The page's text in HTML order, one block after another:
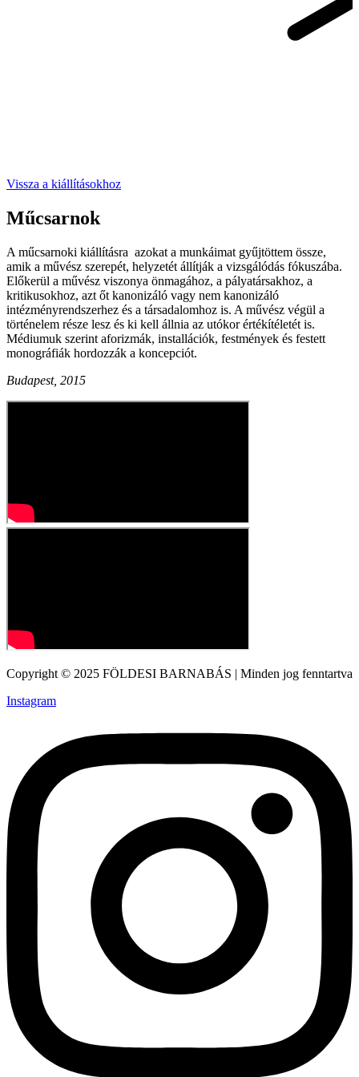
Vissza a kiállításokhoz
Műcsarnok
A műcsarnoki kiállításra azokat a munkáimat gyűjtöttem össze,
amik a művész szerepét, helyzetét állítják a vizsgálódás fókuszába.
Előkerül a művész viszonya önmagához, a pályatársakhoz, a
kritikusokhoz, azt őt kanonizáló vagy nem kanonizáló
intézményrendszerhez és a társadalomhoz is. A művész végül a
történelem része lesz és ki kell állnia az utókor értékítéletét is.
Médiumuk szerint aforizmák, installációk, festmények és festett
monográfiák hordozzák a koncepciót.
Budapest, 2015
Copyright © 2025 FÖLDESI BARNABÁS | Minden jog fenntartva
Instagram